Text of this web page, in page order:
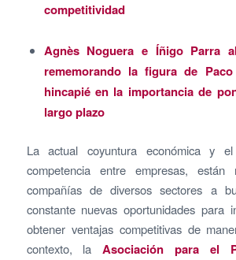
competitividad
Agnès Noguera e Íñigo Parra
rememorando la figura de
hincapié en la importancia de
largo plazo
La actual coyuntura económica y
competencia entre empresas,
compañías de diversos sectores a
constante nuevas oportunidades para
obtener ventajas competitivas de
contexto, laAsociación para el